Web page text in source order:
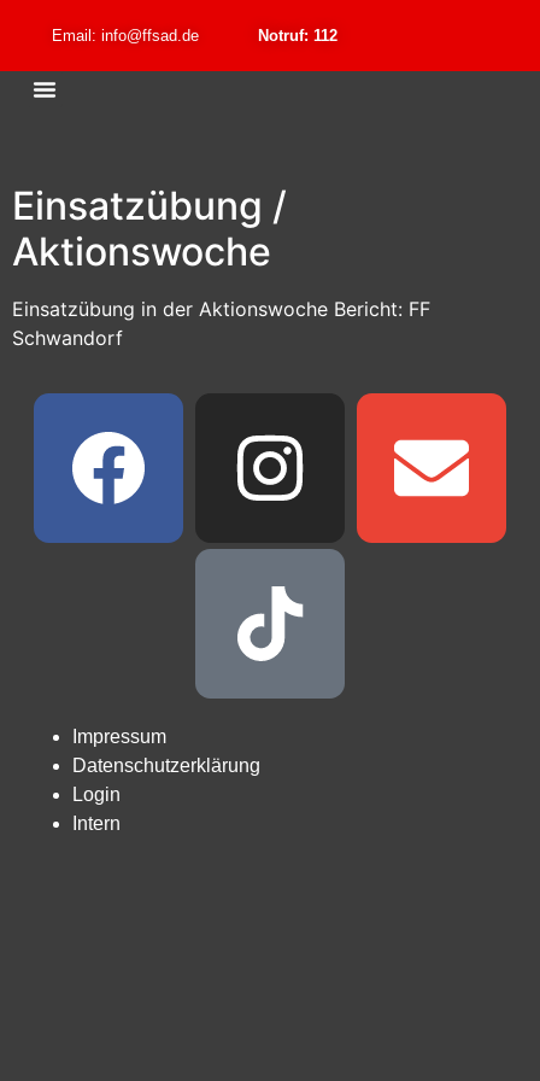
Email: info@ffsad.de Notruf: 112
Einsatzübung /
Aktionswoche
Einsatzübung in der Aktionswoche Bericht: FF
Schwandorf
Impressum
Datenschutzerklärung
Login
Intern